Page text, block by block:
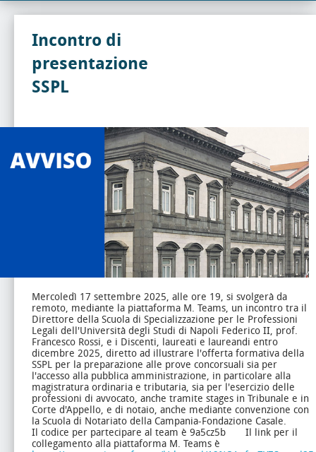
Incontro di
presentazione
SSPL
Mercoledì 17 settembre 2025, alle ore 19, si svolgerà da
remoto, mediante la piattaforma M. Teams, un incontro tra il
Direttore della Scuola di Specializzazione per le Professioni
Legali dell'Università degli Studi di Napoli Federico II, prof.
Francesco Rossi, e i Discenti, laureati e laureandi entro
dicembre 2025, diretto ad illustrare l'offerta formativa della
SSPL per la preparazione alle prove concorsuali sia per
l'accesso alla pubblica amministrazione, in particolare alla
magistratura ordinaria e tributaria, sia per l'esercizio delle
professioni di avvocato, anche tramite stages in Tribunale e in
Corte d'Appello, e di notaio, anche mediante convenzione con
la Scuola di Notariato della Campania-Fondazione Casale.
Il codice per partecipare al team è 9a5cz5b Il link per il
collegamento alla piattaforma M. Teams è